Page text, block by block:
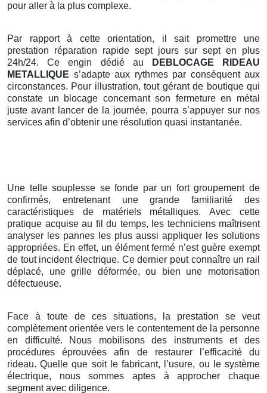
pour aller à la plus complexe.
Par rapport à cette orientation, il sait promettre une
prestation réparation rapide sept jours sur sept en plus
24h/24. Ce engin dédié au
DEBLOCAGE RIDEAU
METALLIQUE s’adapte aux rythmes par conséquent aux
circonstances. Pour illustration, tout gérant de boutique qui
constate un blocage concernant son fermeture en métal
juste avant lancer de la journée, pourra s’appuyer sur nos
services afin d’obtenir une résolution quasi instantanée.
Une telle souplesse se fonde par un fort groupement de
confirmés, entretenant une grande familiarité des
caractéristiques de matériels métalliques. Avec cette
pratique acquise au fil du temps, les techniciens maîtrisent
analyser les pannes les plus aussi appliquer les solutions
appropriées. En effet, un élément fermé n’est guère exempt
de tout incident électrique. Ce dernier peut connaître un rail
déplacé, une grille déformée, ou bien une motorisation
défectueuse.
Face à toute de ces situations, la prestation se veut
complètement orientée vers le contentement de la personne
en difficulté. Nous mobilisons des instruments et des
procédures éprouvées afin de restaurer l’efficacité du
rideau. Quelle que soit le fabricant, l’usure, ou le système
électrique, nous sommes aptes à approcher chaque
segment avec diligence.